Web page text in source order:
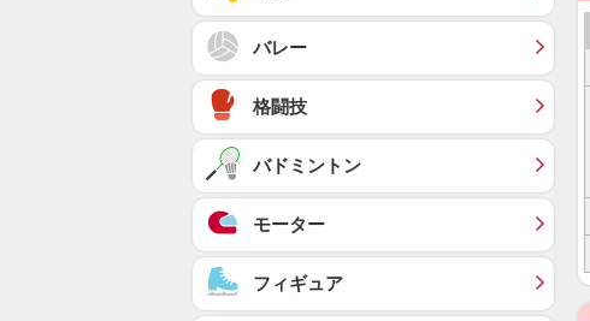
バレー
格闘技
バドミントン
モーター
フィギュア